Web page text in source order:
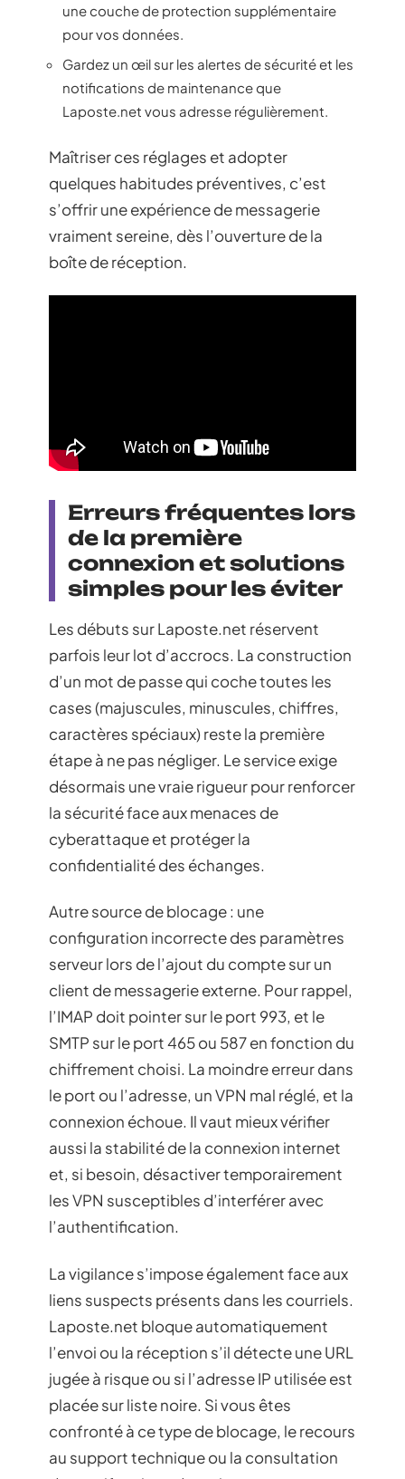
une couche de protection supplémentaire
pour vos données.
Gardez un œil sur les alertes de sécurité et les
notifications de maintenance que
Laposte.net vous adresse régulièrement.
Maîtriser ces réglages et adopter
quelques habitudes préventives, c’est
s’offrir une expérience de messagerie
vraiment sereine, dès l’ouverture de la
boîte de réception.
Erreurs fréquentes lors
de la première
connexion et solutions
simples pour les éviter
Les débuts sur Laposte.net réservent
parfois leur lot d’accrocs. La construction
d’un mot de passe qui coche toutes les
cases (majuscules, minuscules, chiffres,
caractères spéciaux) reste la première
étape à ne pas négliger. Le service exige
désormais une vraie rigueur pour renforcer
la sécurité face aux menaces de
cyberattaque et protéger la
confidentialité des échanges.
Autre source de blocage : une
configuration incorrecte des paramètres
serveur lors de l’ajout du compte sur un
client de messagerie externe. Pour rappel,
l’IMAP doit pointer sur le port 993, et le
SMTP sur le port 465 ou 587 en fonction du
chiffrement choisi. La moindre erreur dans
le port ou l’adresse, un VPN mal réglé, et la
connexion échoue. Il vaut mieux vérifier
aussi la stabilité de la connexion internet
et, si besoin, désactiver temporairement
les VPN susceptibles d’interférer avec
l’authentification.
La vigilance s’impose également face aux
liens suspects présents dans les courriels.
Laposte.net bloque automatiquement
l’envoi ou la réception s’il détecte une URL
jugée à risque ou si l’adresse IP utilisée est
placée sur liste noire. Si vous êtes
confronté à ce type de blocage, le recours
au support technique ou la consultation